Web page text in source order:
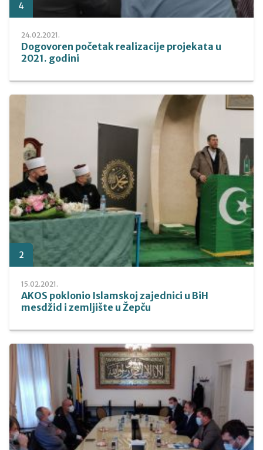
4
24.02.2021.
Dogovoren početak realizacije projekata u
2021. godini
2
15.02.2021.
AKOS poklonio Islamskoj zajednici u BiH
mesdžid i zemljište u Žepču